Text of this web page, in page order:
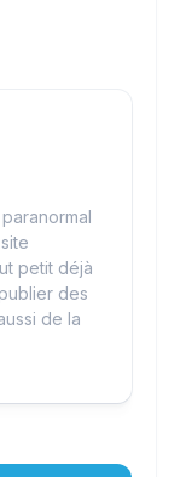
petit déjà
des
de la